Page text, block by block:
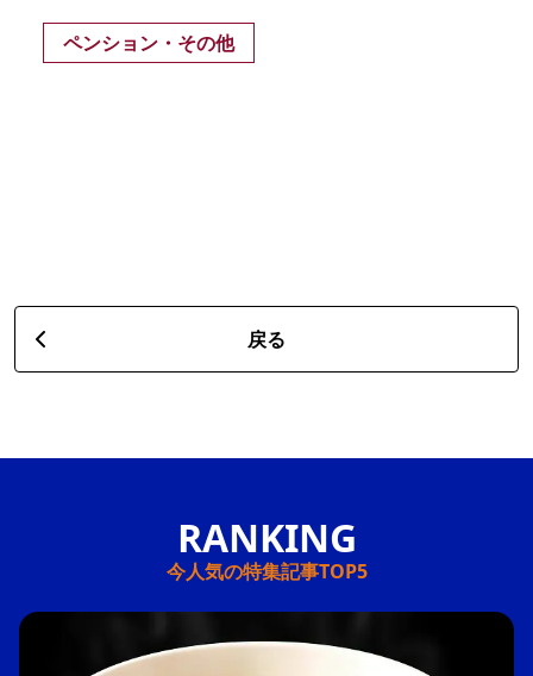
ペンション・その他
戻る
今人気の特集記事TOP5